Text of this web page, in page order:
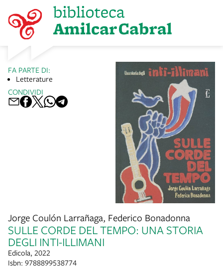
Jorge Coulón Larrañaga, Federico Bonadonna
SULLE CORDE DEL TEMPO: UNA STORIA
DEGLI INTI-ILLIMANI
Edicola, 2022
Isbn: 9788899538774
FA PARTE DI:
Letterature
CONDIVIDI